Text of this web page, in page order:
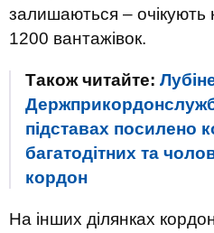
залишаються – очікують
1200 вантажівок.
Також читайте:
підставах посилено
багатодітних та
кордон
На інших ділянках